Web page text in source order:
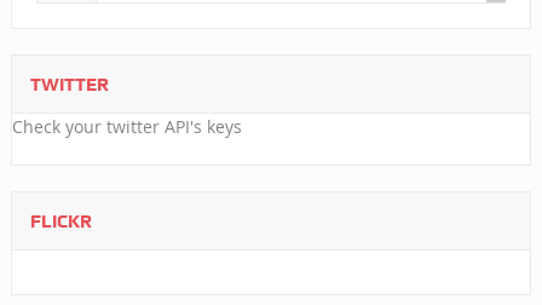
TWITTER
Check your twitter API's keys
FLICKR